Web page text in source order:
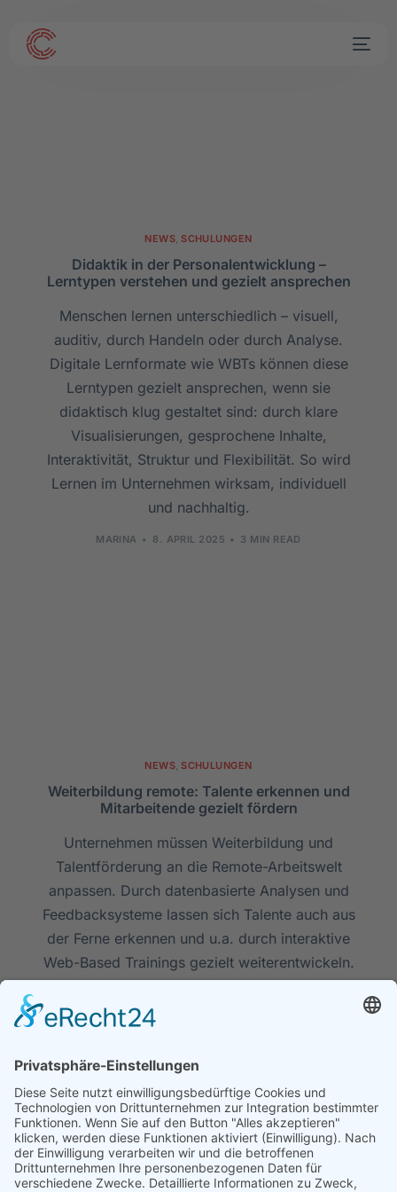
NEWS, SCHULUNGEN
Didaktik in der Personalentwicklung –
Lerntypen verstehen und gezielt ansprechen
Menschen lernen unterschiedlich – visuell,
auditiv, durch Handeln oder durch Analyse.
Digitale Lernformate wie WBTs können diese
Lerntypen gezielt ansprechen, wenn sie
didaktisch klug gestaltet sind: durch klare
Visualisierungen, gesprochene Inhalte,
Interaktivität, Struktur und Flexibilität. So wird
Lernen im Unternehmen wirksam, individuell
und nachhaltig.
MARINA 8. APRIL 2025 3 MIN READ
NEWS, SCHULUNGEN
Weiterbildung remote: Talente erkennen und
Mitarbeitende gezielt fördern
Unternehmen müssen Weiterbildung und
Talentförderung an die Remote-Arbeitswelt
anpassen. Durch datenbasierte Analysen und
Feedbacksysteme lassen sich Talente auch aus
der Ferne erkennen und u.a. durch interaktive
Web-Based Trainings gezielt weiterentwickeln.
Unternehmen
Über
uns
Kontakt
Leistungen
Schulung
Technologie
Rechtliches